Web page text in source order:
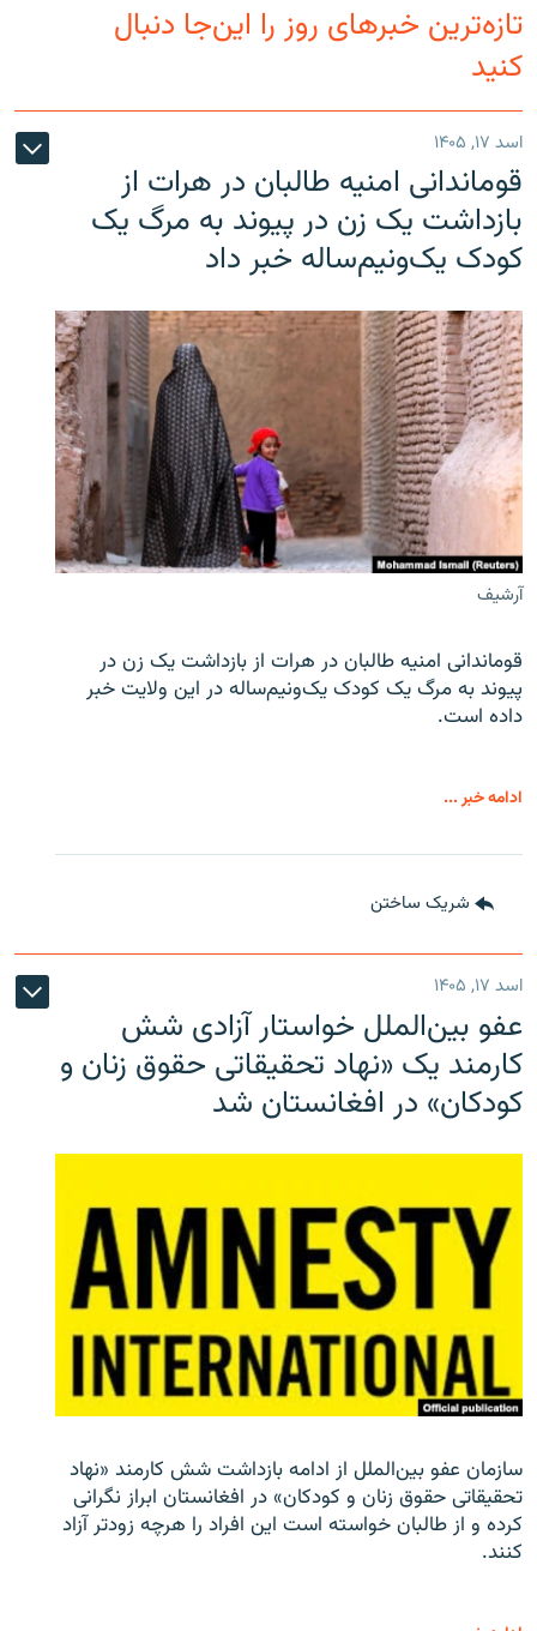
تازه‌ترین خبرهای روز را این‌جا دنبال
کنید
اسد ۱۷, ۱۴۰۵
قوماندانی امنیه طالبان در هرات از
بازداشت یک زن در پیوند به مرگ یک
کودک یک‌ونیم‌ساله خبر داد
آرشیف
قوماندانی امنیه طالبان در هرات از بازداشت یک زن در
پیوند به مرگ یک کودک یک‌ونیم‌ساله در این ولایت خبر
داده است.
ادامه خبر ...
شریک ساختن
اسد ۱۷, ۱۴۰۵
عفو بین‌الملل خواستار آزادی شش
کارمند یک «نهاد تحقیقاتی حقوق زنان و
کودکان» در افغانستان شد
سازمان عفو بین‌الملل از ادامه بازداشت شش کارمند «نهاد
تحقیقاتی حقوق زنان و کودکان» در افغانستان ابراز نگرانی
کرده و از طالبان خواسته است این افراد را هرچه زودتر آزاد
کنند.